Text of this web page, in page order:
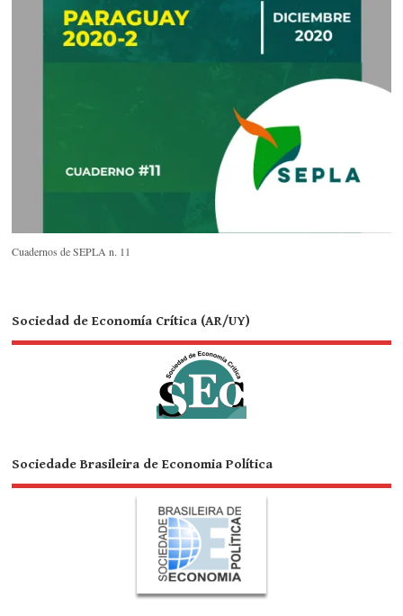
Cuadernos de SEPLA n. 11
Sociedad de Economía Crítica (AR/UY)
Sociedade Brasileira de Economia Política